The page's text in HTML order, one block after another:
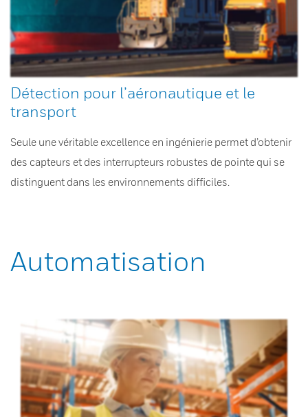
Détection pour l’aéronautique et le
transport
Seule une véritable excellence en ingénierie permet d’obtenir
des capteurs et des interrupteurs robustes de pointe qui se
distinguent dans les environnements difficiles.
Automatisation